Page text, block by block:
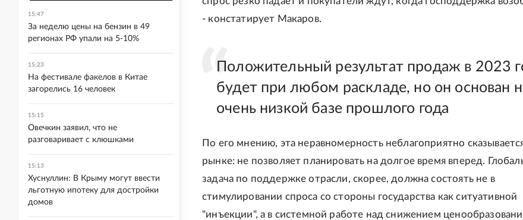
- констатирует Макаров.
Положительный результат продаж в 2023
будет при любом раскладе, но он основан
очень низкой базе прошлого года
По его мнению, эта неравномерность неблагоприятно
рынке: не позволяет планировать на долгое время вперед.
задача по поддержке отрасли, скорее, должна состоять не в
стимулировании спроса со стороны государства как ситуативной
"инъекции", а в системной работе над снижением
15:47
За неделю цены на бензин в 49
регионах РФ упали на 5-10%
15:23
На фестивале факелов в Китае
загорелись 16 человек
15:15
Овечкин заявил, что не
разговаривает с клюшками
15:13
Хуснуллин: В Крыму могут ввести
льготную ипотеку для достройки
домов